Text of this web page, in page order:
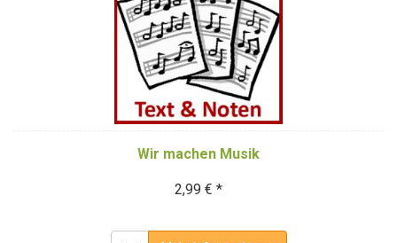
Wir machen Musik
2,99 € *